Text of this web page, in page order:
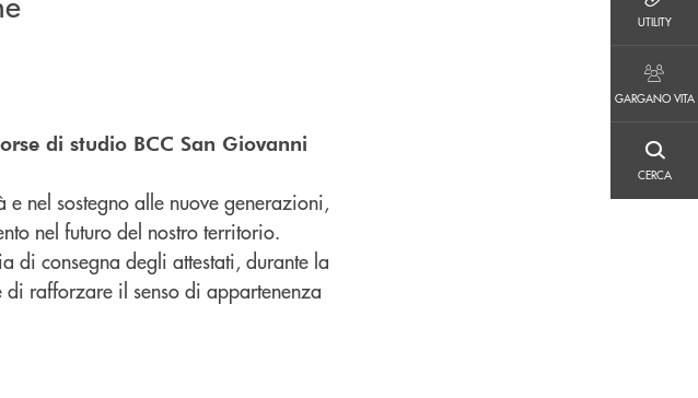
UTILITY
GARGANO VITA
CERCA
di studio BCC San Giovanni
nel sostegno alle nuove generazioni,
nel futuro del nostro territorio.
di consegna degli attestati, durante la
rafforzare il senso di appartenenza